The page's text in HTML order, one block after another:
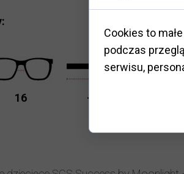
---
16
Cookies to
podczas
serwisu,